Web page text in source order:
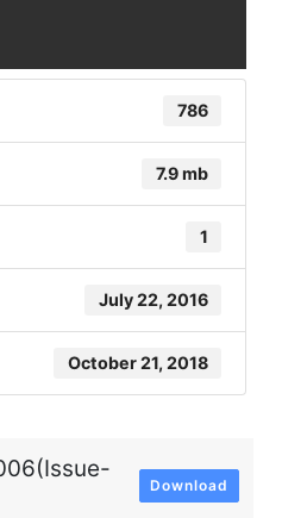
786
7.9 mb
1
July 22, 2016
October 21, 2018
Download